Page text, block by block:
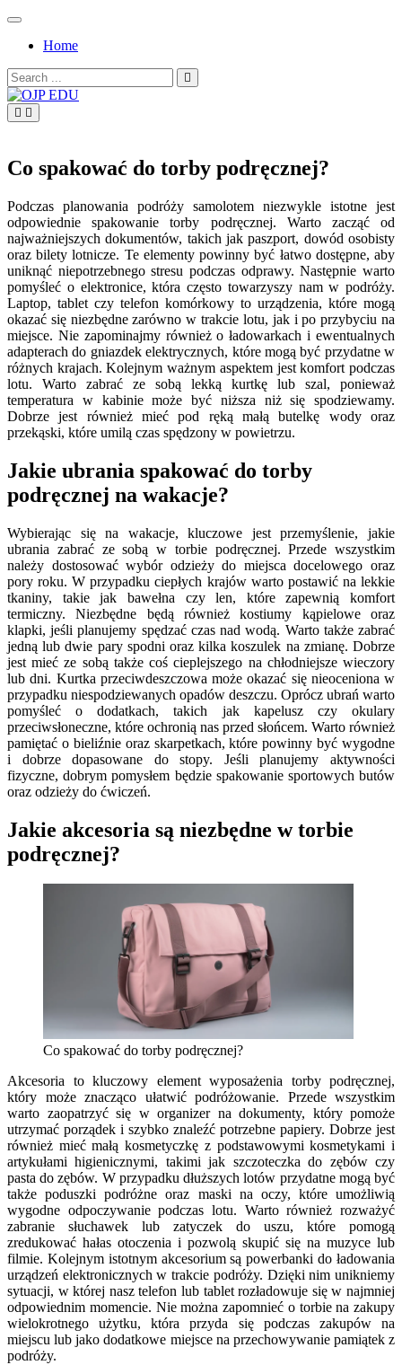
Skip
contentHome
Search
for:
Co spakować do torby podręcznej?
Podczas planowania podróży samolotem niezwykle istotne jest
odpowiednie spakowanie torby podręcznej. Warto zacząć od
najważniejszych dokumentów, takich jak paszport, dowód osobisty
oraz bilety lotnicze. Te elementy powinny być łatwo dostępne, aby
uniknąć niepotrzebnego stresu podczas odprawy. Następnie warto
pomyśleć o elektronice, która często towarzyszy nam w podróży.
Laptop, tablet czy telefon komórkowy to urządzenia, które mogą
okazać się niezbędne zarówno w trakcie lotu, jak i po przybyciu na
miejsce. Nie zapominajmy również o ładowarkach i ewentualnych
adapterach do gniazdek elektrycznych, które mogą być przydatne w
różnych krajach. Kolejnym ważnym aspektem jest komfort podczas
lotu. Warto zabrać ze sobą lekką kurtkę lub szal, ponieważ
temperatura w kabinie może być niższa niż się spodziewamy.
Dobrze jest również mieć pod ręką małą butelkę wody oraz
przekąski, które umilą czas spędzony w powietrzu.
Jakie ubrania spakować do torby
podręcznej na wakacje?
Wybierając się na wakacje, kluczowe jest przemyślenie, jakie
ubrania zabrać ze sobą w torbie podręcznej. Przede wszystkim
należy dostosować wybór odzieży do miejsca docelowego oraz
pory roku. W przypadku ciepłych krajów warto postawić na lekkie
tkaniny, takie jak bawełna czy len, które zapewnią komfort
termiczny. Niezbędne będą również kostiumy kąpielowe oraz
klapki, jeśli planujemy spędzać czas nad wodą. Warto także zabrać
jedną lub dwie pary spodni oraz kilka koszulek na zmianę. Dobrze
jest mieć ze sobą także coś cieplejszego na chłodniejsze wieczory
lub dni. Kurtka przeciwdeszczowa może okazać się nieoceniona w
przypadku niespodziewanych opadów deszczu. Oprócz ubrań warto
pomyśleć o dodatkach, takich jak kapelusz czy okulary
przeciwsłoneczne, które ochronią nas przed słońcem. Warto również
pamiętać o bieliźnie oraz skarpetkach, które powinny być wygodne
i dobrze dopasowane do stopy. Jeśli planujemy aktywności
fizyczne, dobrym pomysłem będzie spakowanie sportowych butów
oraz odzieży do ćwiczeń.
Jakie akcesoria są niezbędne w torbie
podręcznej?
Co spakować do torby podręcznej?
Akcesoria to kluczowy element wyposażenia torby podręcznej,
który może znacząco ułatwić podróżowanie. Przede wszystkim
warto zaopatrzyć się w organizer na dokumenty, który pomoże
utrzymać porządek i szybko znaleźć potrzebne papiery. Dobrze jest
również mieć małą kosmetyczkę z podstawowymi kosmetykami i
artykułami higienicznymi, takimi jak szczoteczka do zębów czy
pasta do zębów. W przypadku dłuższych lotów przydatne mogą być
także poduszki podróżne oraz maski na oczy, które umożliwią
wygodne odpoczywanie podczas lotu. Warto również rozważyć
zabranie słuchawek lub zatyczek do uszu, które pomogą
zredukować hałas otoczenia i pozwolą skupić się na muzyce lub
filmie. Kolejnym istotnym akcesorium są powerbanki do ładowania
urządzeń elektronicznych w trakcie podróży. Dzięki nim unikniemy
sytuacji, w której nasz telefon lub tablet rozładowuje się w najmniej
odpowiednim momencie. Nie można zapomnieć o torbie na zakupy
wielokrotnego użytku, która przyda się podczas zakupów na
miejscu lub jako dodatkowe miejsce na przechowywanie pamiątek z
podróży.